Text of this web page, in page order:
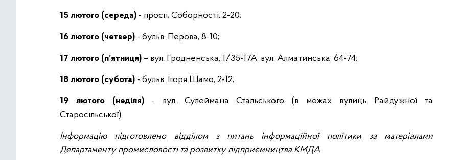
15 лютого (середа) - просп. Соборності, 2-20;
16 лютого (четвер) - бульв. Перова, 8-10;
17 лютого (п’ятниця) – вул. Гродненська, 1/35-17А, вул. Алматинська, 64-74;
18 лютого (субота) - бульв. Ігоря Шамо, 2-12;
19 лютого (неділя)- вул. Сулеймана Стальського (в межах вулиць Райдужної та
Старосільської).
Інформацію підготовлено відділом з питань інформаційної політики за матеріалами
Департаменту промисловості та розвитку підприємництва КМДА